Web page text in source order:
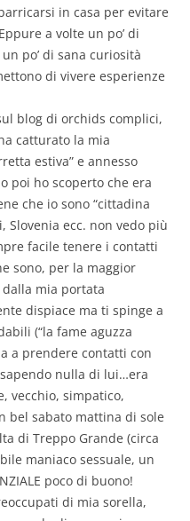
in casa per evitare
a volte un po’ di
po’ di sana curiosità
di vivere esperienze
blog di orchids complici,
catturato la mia
estiva” e annesso
poi ho scoperto che era
che io sono “cittadina
Slovenia ecc. non vedo più
facile tenere i contatti
sono, per la maggior
mia portata
dispiace ma ti spinge a
(“la fame aguzza
a prendere contatti con
nulla di lui…era
vecchio, simpatico,
bel sabato mattina di sole
di Treppo Grande (circa
maniaco sessuale, un
poco di buono!
di mia sorella,